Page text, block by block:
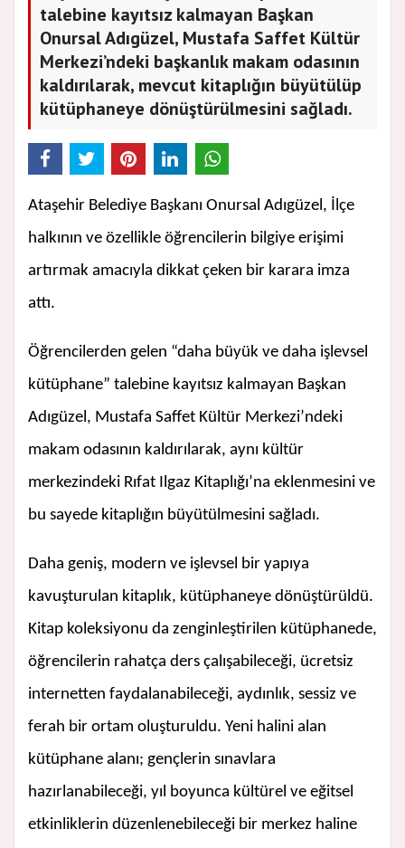
talebine kayıtsız kalmayan Başkan
Onursal Adıgüzel, Mustafa Saffet Kültür
Merkezi’ndeki başkanlık makam odasının
kaldırılarak, mevcut kitaplığın büyütülüp
kütüphaneye dönüştürülmesini sağladı.
Ataşehir Belediye Başkanı Onursal Adıgüzel, İlçe
halkının ve özellikle öğrencilerin bilgiye erişimi
artırmak amacıyla dikkat çeken bir karara imza
attı.
Öğrencilerden gelen “daha büyük ve daha işlevsel
kütüphane” talebine kayıtsız kalmayan Başkan
Adıgüzel, Mustafa Saffet Kültür Merkezi’ndeki
makam odasının kaldırılarak, aynı kültür
merkezindeki Rıfat Ilgaz Kitaplığı’na eklenmesini ve
bu sayede kitaplığın büyütülmesini sağladı.
Daha geniş, modern ve işlevsel bir yapıya
kavuşturulan kitaplık, kütüphaneye dönüştürüldü.
Kitap koleksiyonu da zenginleştirilen kütüphanede,
öğrencilerin rahatça ders çalışabileceği, ücretsiz
internetten faydalanabileceği, aydınlık, sessiz ve
ferah bir ortam oluşturuldu. Yeni halini alan
kütüphane alanı; gençlerin sınavlara
hazırlanabileceği, yıl boyunca kültürel ve eğitsel
etkinliklerin düzenlenebileceği bir merkez haline